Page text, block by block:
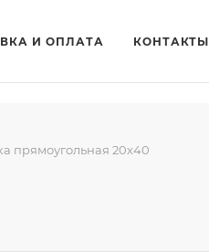
И ОПЛАТА КОНТАКТЫ
прямоугольная 20х40